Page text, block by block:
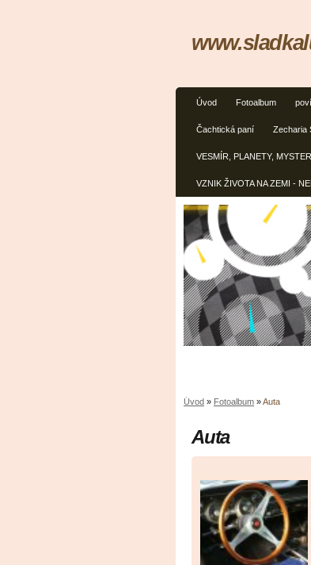
Úvod Fotoalbum
Čachtická paní Zecharia
VESMÍR, PLANETY,
VZNIK ŽIVOTA NA ZEMI -
Úvod » Fotoalbum »Auta
Auta